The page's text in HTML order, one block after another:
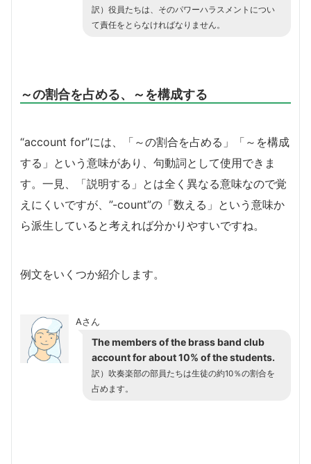
訳） 役員たちは、そのパワーハラスメントについ
て責任をとらなければなりません。
～の割合を占める、～を構成する
“account for”には、「～の割合を占める」「～を構成
する」という意味があり、句動詞として使用できま
す。一見、「説明する」とは全く異なる意味なので覚
えにくいですが、”-count”の「数える」という意味か
ら派生していると考えれば分かりやすいですね。
例文をいくつか紹介します。
Aさん
The members of the brass band club
account for about 10% of the students.
訳） 吹奏楽部の部員たちは生徒の約10％の割合を
占めます。